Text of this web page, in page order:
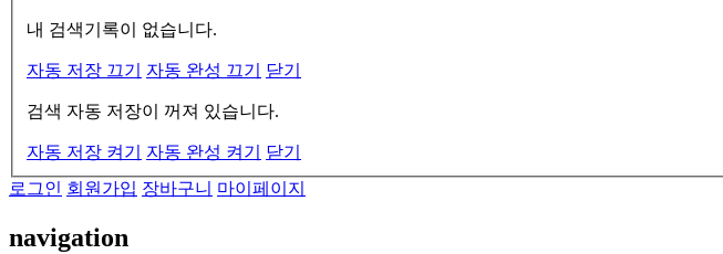
내 검색기록이 없습니다.
자동 저장 끄기 자동 완성 끄기 닫기
검색 자동 저장이 꺼져 있습니다.
자동 저장 켜기 자동 완성 켜기
닫기
로그인 회원가입 장바구니 마이페이지
navigation